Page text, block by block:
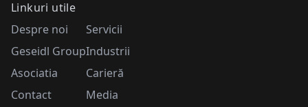
Linkuri utile
Despre noi
Geseidl Group
Asociatia
Contact
Servicii
Industrii
Carieră
Media